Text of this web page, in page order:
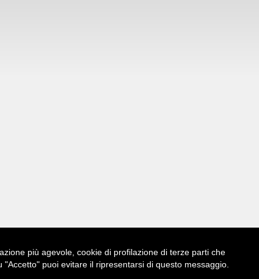
più agevole, cookie di profilazione di terze parti che
puoi evitare il ripresentarsi di questo messaggio.